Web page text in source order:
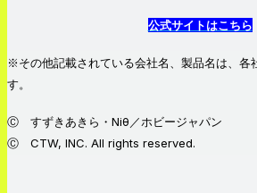
公式サイトはこちら
※その他記載されている会社名、製品名は、各
す。
Ⓒ すずきあきら・Niθ／ホビージャパン
Ⓒ CTW, INC. All rights reserved.